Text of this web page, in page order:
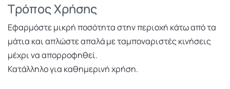
Τρόπος Χρήσης
Εφαρμόστε μικρή ποσότητα στην περιοχή κάτω από τα
μάτια και απλώστε απαλά με ταμποναριστές κινήσεις
μέχρι να απορροφηθεί.
Κατάλληλο για καθημερινή χρήση.